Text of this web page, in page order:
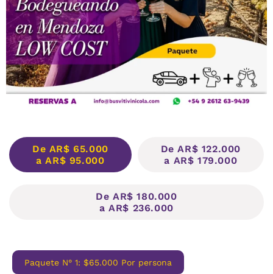
De AR$ 65.000
a AR$ 95.000
De AR$ 122.000
a AR$ 179.000
De AR$ 180.000
a AR$ 236.000
Paquete N° 1: $65.000 Por persona